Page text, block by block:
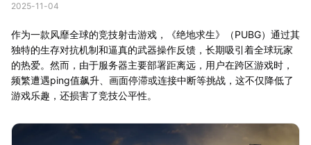
2025-11-04
作为一款风靡全球的竞技射击游戏，《绝地求生》（PUBG）通过其
独特的生存对抗机制和逼真的武器操作反馈，长期吸引着全球玩家
的热爱。然而，由于服务器主要部署距离远，用户在跨区游戏时，
频繁遭遇ping值飙升、画面停滞或连接中断等挑战，这不仅降低了
游戏乐趣，还损害了竞技公平性。